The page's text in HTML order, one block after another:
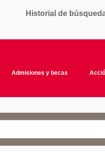
Historial de
Admisiones y becas